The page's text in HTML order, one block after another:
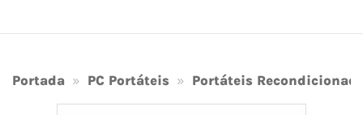
Portada » PC Portáteis » Portáteis